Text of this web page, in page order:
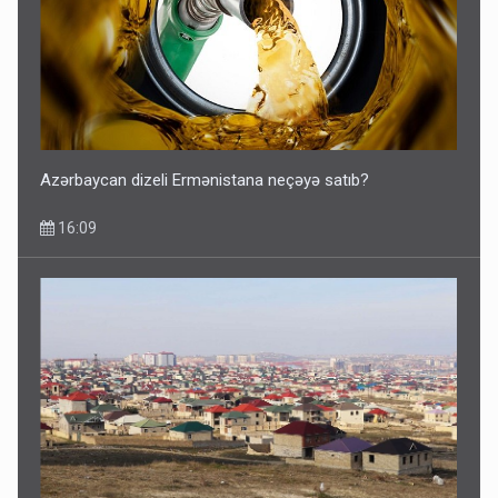
Azərbaycan dizeli Ermənistana neçəyə satıb?
16:09